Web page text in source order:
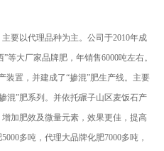
要以代理品种为主。公司于2010年成
等大厂家品牌肥，年销售6000吨左右。
装置，并建成了“掺混”肥生产线。主要
混”肥系列。并依托碾子山区麦饭石产
加肥效及微量元素，效果更佳，提高
多吨，代理大品牌化肥7000多吨，